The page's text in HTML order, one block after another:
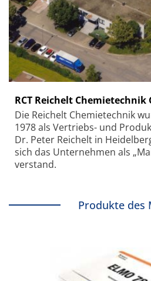
RCT Reichelt Chemietechnik
Die Reichelt Chemietechnik
1978 als Vertriebs- und
Dr. Peter Reichelt in
sich das Unternehmen als
verstand.
Produkte des